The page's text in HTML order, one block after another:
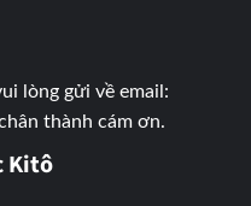
lòng gửi về email:
thành cám ơn.
Kitô